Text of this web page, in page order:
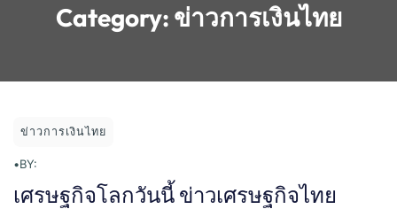
Category: ข่าวการเงินไทย
ข่าวการเงินไทย
•BY:
เศรษฐกิจโลกวันนี้ ข่าวเศรษฐกิจไทย